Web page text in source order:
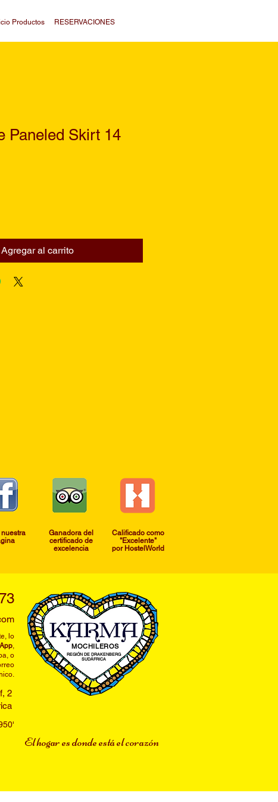
Productos RESERVACIONES
Paneled Skirt 14
Agregar al carrito
Ganadora del
certificado de
excelencia
​Calificado como
"Excelente"
por HostelWorld
lo
,
o
2
​MOCHILEROS
REGIÓN DE DRAKENBERG
SUDÁFRICA
​El hogar es donde está el corazón